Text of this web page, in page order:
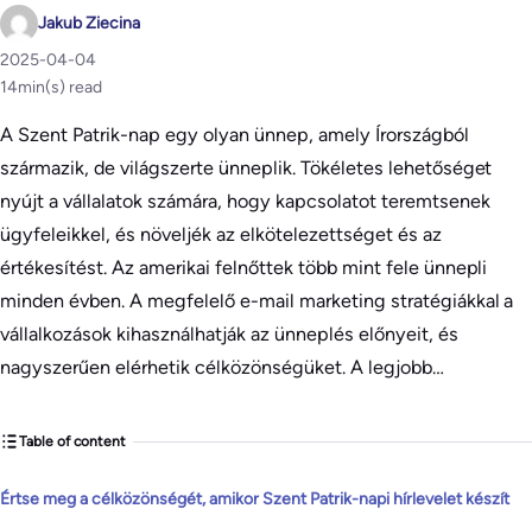
Jakub Ziecina
2025-04-04
14min(s) read
A Szent Patrik-nap egy olyan ünnep, amely Írországból
származik, de világszerte ünneplik. Tökéletes lehetőséget
nyújt a vállalatok számára, hogy kapcsolatot teremtsenek
ügyfeleikkel, és növeljék az elkötelezettséget és az
értékesítést. Az amerikai felnőttek több mint fele ünnepli
minden évben. A megfelelő e-mail marketing stratégiákkal a
vállalkozások kihasználhatják az ünneplés előnyeit, és
nagyszerűen elérhetik célközönségüket. A legjobb…
Table of content
Értse meg a célközönségét, amikor Szent Patrik-napi hírlevelet készít